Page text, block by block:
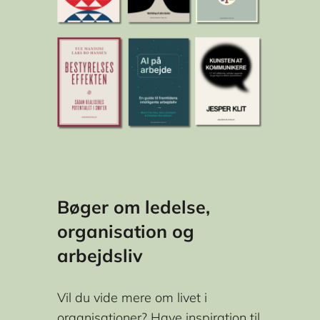
Ja tak, jeg vil gerne modtage henvendelser fra
Akademisk Forlag via e-mail.
Henvendelserne vil indeholde markedsføring vedrørende Akademisk
Bøger om ledelse,
organisation og
arbejdsliv
Vil du vide mere om livet i